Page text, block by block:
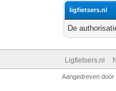
ligfietsers.nl
De
Ligfietsers.nl
Aangedreven door